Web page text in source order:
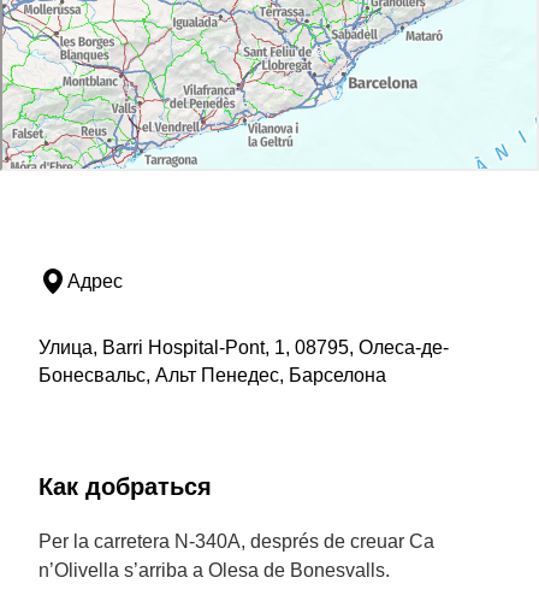
Адрес
Улица, Barri Hospital-Pont, 1, 08795, Олеса-де-
Бонесвальс, Альт Пенедес, Барселона
Как добраться
Per la carretera N-340A, després de creuar Ca
n’Olivella s’arriba a Olesa de Bonesvalls.